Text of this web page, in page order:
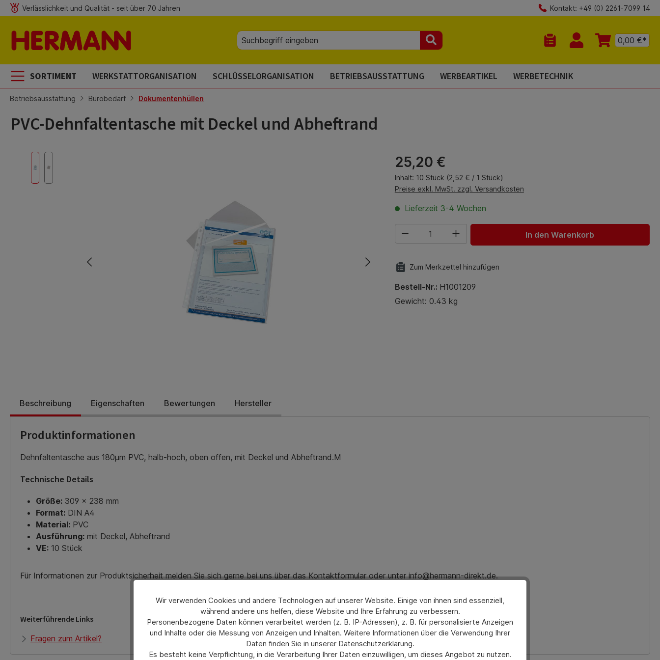
Hauptinhalt springen
Zur Suche springen
Zur Hauptnavigation springen
Verlässlichkeit und Qualität - seit über 70 Jahren Kontakt: +49 (0) 2261-7099 14
Du hast 0 Produkte auf dem
0,00 €*
SORTIMENT WERKSTATTORGANISATION SCHLÜSSELORGANISATION BETRIEBSAUSSTATTUNG WERBEARTIKEL WERBETECHNIK
Betriebsausstattung Bürobedarf Dokumentenhüllen
PVC-Dehnfaltentasche mit Deckel und Abheftrand
Bildergalerie überspringen Regulärer Preis:
25,20 €
Inhalt: 10 Stück (2,52 € / 1 Stück)
Preise exkl. MwSt. zzgl. Versandkosten
Lieferzeit 3-4 Wochen
Produkt Anzahl: Gib den gewünschten Wert ein oder benutze die
In den Warenkorb
Zum Merkzettel hinzufügen
Bestell-Nr.: H1001209
Gewicht: 0.43 kg
Beschreibung Eigenschaften Bewertungen Hersteller
Produktinformationen
Dehnfaltentasche aus 180µm PVC, halb-hoch, oben offen, mit Deckel und Abheftrand.M
Technische Details
Größe: 309 x 238 mm
Format: DIN A4
Material: PVC
Ausführung: mit Deckel, Abheftrand
VE: 10 Stück
Für Informationen zur Produktsicherheit melden Sie sich gerne bei uns über das Kontaktformular oder unter info@hermann-direkt.de.
Weiterführende Links
Fragen zum Artikel?
Wir verwenden Cookies und andere Technologien auf unserer Website. Einige von ihnen sind essenziell,
während andere uns helfen, diese Website und Ihre Erfahrung zu verbessern.
Personenbezogene Daten können verarbeitet werden (z. B. IP-Adressen), z. B. für personalisierte Anzeigen
und Inhalte oder die Messung von Anzeigen und Inhalten. Weitere Informationen über die Verwendung Ihrer
Daten finden Sie in unserer Datenschutzerklärung.
Es besteht keine Verpflichtung, in die Verarbeitung Ihrer Daten einzuwilligen, um dieses Angebot zu nutzen.